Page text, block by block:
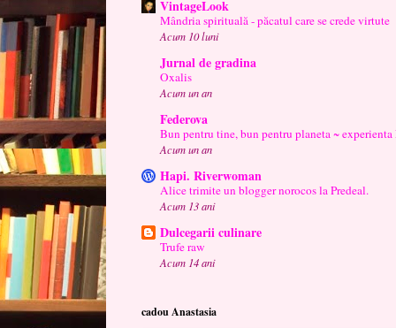
VintageLook
Mândria spirituală - păcatul care se crede virtute
Acum 10 luni
Jurnal de gradina
Oxalis
Acum un an
Federova
Bun pentru tine, bun pentru planeta ~ experienta
Acum un an
Hapi. Riverwoman
Alice trimite un blogger norocos la Predeal.
Acum 13 ani
Dulcegarii culinare
Trufe raw
Acum 14 ani
cadou Anastasia